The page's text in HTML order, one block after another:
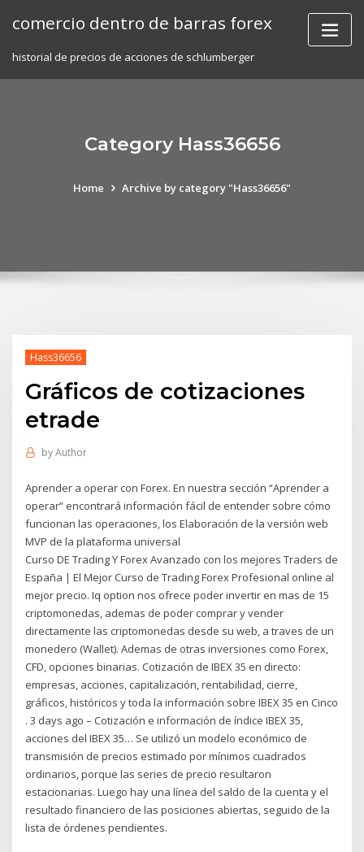
comercio dentro de barras forex
historial de precios de acciones de schlumberger
Category Hass36656
Home Archive by category "Hass36656"
Hass36656
Gráficos de cotizaciones
etrade
byAuthor
Aprender a operar con Forex. En nuestra sección “Aprender a
operar” encontrará información fácil de entender sobre cómo
funcionan las operaciones, los Elaboración de la versión web
MVP de la plataforma universal
Curso DE Trading Y Forex Avanzado con los mejores Traders de
España | El Mejor Curso de Trading Forex Profesional online al
mejor precio. Iq option nos ofrece poder invertir en mas de 15
criptomonedas, ademas de poder comprar y vender
directamente las criptomonedas desde su web, a traves de un
monedero (Wallet). Ademas de otras inversiones como Forex,
CFD, opciones binarias. Cotización de IBEX 35 en directo:
empresas, acciones, capitalización, rentabilidad, cierre,
gráficos, históricos y toda la información sobre IBEX 35 en Cinco
. 3 days ago – Cotización e información de índice IBEX 35,
acciones del IBEX 35… Se utilizó un modelo económico de
transmisión de precios estimado por mínimos cuadrados
ordinarios, porque las series de precio resultaron
estacionarias. Luego hay una línea del saldo de la cuenta y el
resultado financiero de las posiciones abiertas, seguido de la
lista de órdenes pendientes.